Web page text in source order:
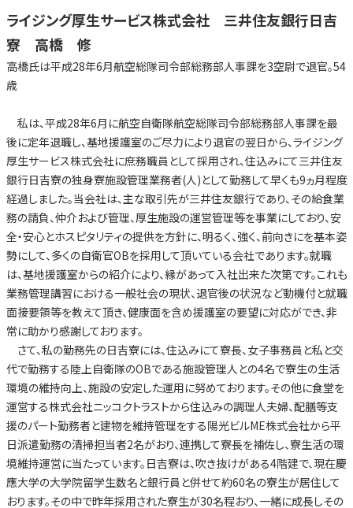
ライジング厚生サービス株式会社 三井住友銀行日吉
寮 高橋 修
高橋氏は平成28年6月航空総隊司令部総務部人事課を3空尉で退官。54
歳
私は、平成28年6月に航空自衛隊航空総隊司令部総務部人事課を最
後に定年退職し、基地援護室のご尽力により退官の翌日から、ライジング
厚生サービス株式会社に庶務職員として採用され、住込みにて三井住友
銀行日吉寮の独身寮施設管理業務者(人)として勤務して早くも9ヵ月程度
経過しました。当会社は、主な取引先が三井住友銀行であり、その給食業
務の請負、仲介および管理、厚生施設の運営管理等を事業にしており、安
全・安心とホスピタリティの提供を方針に、明るく、強く、前向きにを基本姿
勢にして、多くの自衛官OBを採用して頂いている会社であります。就職
は、基地援護室からの紹介により、縁があって入社出来た次第です。これも
業務管理講習における一般社会の現状、退官後の状況など動機付と就職
面接要領等を教えて頂き、健康面を含め援護室の要望に対応ができ、非
常に助かり感謝しております。
さて、私の勤務先の日吉寮には、住込みにて寮長、女子事務員と私と交
代で勤務する陸上自衛隊のOBである施設管理人との4名で寮生の生活
環境の維持向上、施設の安定した運用に努めております。その他に食堂を
運営する株式会社ニッコクトラストから住込みの調理人夫婦、配膳等支
援のパート勤務者と建物を維持管理をする陽光ビルME株式会社から平
日派遣勤務の清掃担当者2名がおり、連携して寮長を補佐し、寮生活の環
境維持運営に当たっています。日吉寮は、吹き抜けがある4階建で、現在慶
應大学の大学院留学生数名と銀行員と併せて約60名の寮生が居住して
おります。その中で昨年採用された寮生が30名程おり、一緒に成長しその